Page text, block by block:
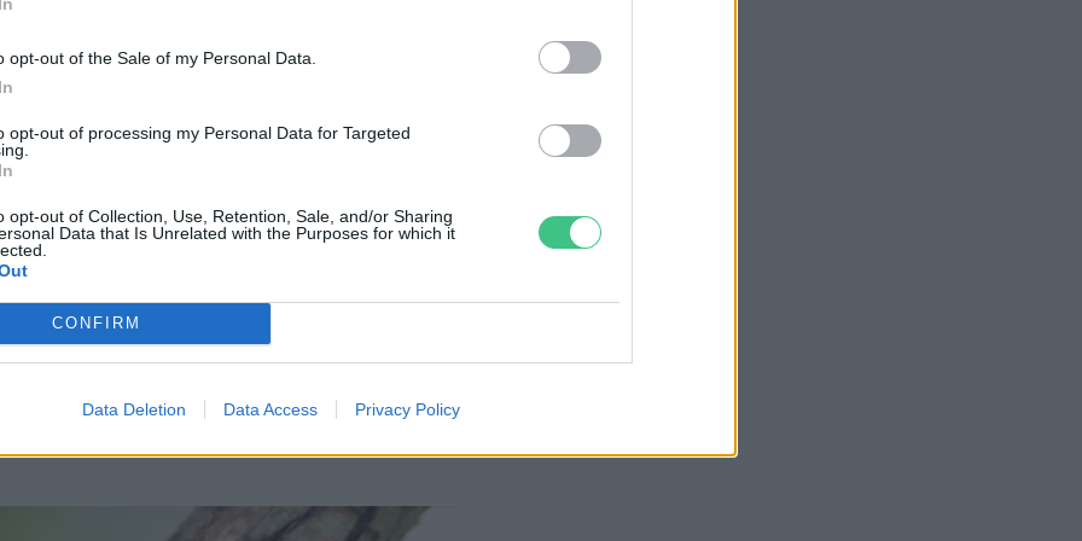
opt-out of the Sale of my Personal Data.
opt-out of processing my Personal Data for Targeted
opt-out of Collection, Use, Retention, Sale, and/or Sharing
Data that Is Unrelated with the Purposes for which it
CONFIRM
Data Deletion Data Access Privacy Policy
de azért itt is találunk tölgyes
szép kort megélt, tekintélyes méretű
élőhelyet biztosítanak a nagy
azért kötődnek alapvetően a tölgyfákhoz,
fakorhadékkaltáplálkoznak, és leginkább
táplálék számukra. A hosszú
évben május végén, június elején
azaz a kifejlett rovarok. A
élnek kifejlett állapotukban, és ez idő alatt
folyó nedveket nyalogatják,